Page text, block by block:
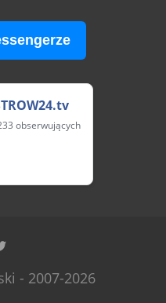
obserwujących
- 2007-2026